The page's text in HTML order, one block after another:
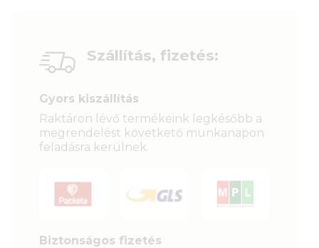
Szállítás, fizetés:
Gyors kiszállítás
Raktáron lévő termékeink legkésőbb a
megrendelést követkető munkanapon
feladásra kerülnek.
Biztonságos fizetés